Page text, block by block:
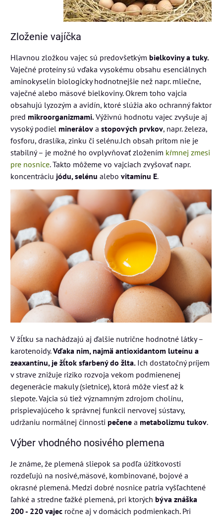
Zloženie vajíčka
Hlavnou zložkou vajec sú predovšetkým bielkoviny a tuky.
Vaječné proteíny sú vďaka vysokému obsahu esenciálnych
aminokyselín biologicky hodnotnejšie než napr. mliečne,
vaječné alebo mäsové bielkoviny. Okrem toho vajcia
obsahujú lyzozým a avidín, ktoré slúžia ako ochranný faktor
pred mikroorganizmami.Výživnú hodnotu vajec zvyšuje aj
vysoký podiel minerálov a stopových prvkov, napr. železa,
fosforu, draslíka, zinku či selénu.Ich obsah pritom nie je
stabilný – je možné ho ovplyvňovať zložením kŕmnej zmesi
pre nosnice. Takto môžeme vo vajciach zvyšovať napr.
koncentráciu jódu, selénu alebo vitamínu E.
V žĺtku sa nachádzajú aj ďalšie nutrične hodnotné látky –
karotenoidy.Vďaka nim, najmä antioxidantom luteínu a
zeaxantínu, je žĺtok sfarbený do žlta. Ich dostatočný príjem
v strave znižuje riziko rozvoja vekom podmienenej
degenerácie makuly (sietnice), ktorá môže viesť až k
slepote. Vajcia sú tiež významným zdrojom cholínu,
prispievajúceho k správnej funkcii nervovej sústavy,
udržaniu normálnej činnosti pečene a metabolizmu tukov.
Výber vhodného nosivého plemena
Je známe, že plemená sliepok sa podľa úžitkovosti
rozdeľujú na nosivé,mäsové, kombinované, bojové a
okrasné plemená. Medzi dobré nosnice patria vyšľachtené
ľahké a stredne ťažké plemená, pri ktorých býva znáška
200 - 220 vajec ročne aj v domácich podmienkach. Pri